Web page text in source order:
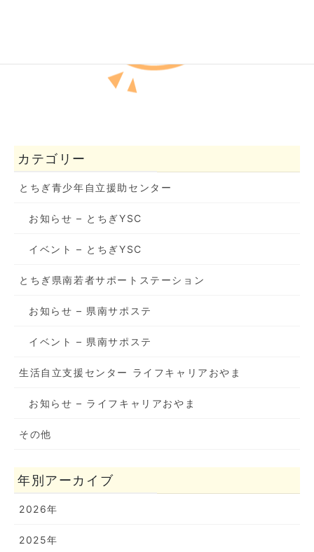
カテゴリー
とちぎ青少年自立援助センター
お知らせ – とちぎYSC
イベント – とちぎYSC
とちぎ県南若者サポートステーション
お知らせ – 県南サポステ
イベント – 県南サポステ
生活自立支援センター ライフキャリアおやま
お知らせ – ライフキャリアおやま
その他
年別アーカイブ
2026年
2025年